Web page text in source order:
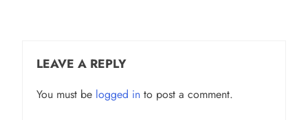
LEAVE A REPLY
You must be logged in to post a comment.